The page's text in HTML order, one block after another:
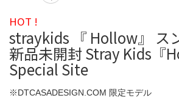
HOT !
straykids 『 Hollow』 ス
新品未開封 Stray Kids『
Special Site
※DTCASADESIGN.COM 限定モデル